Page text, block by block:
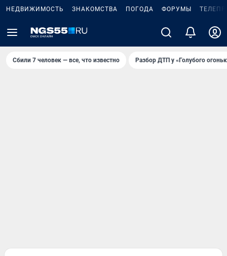
НЕДВИЖИМОСТЬ ЗНАКОМСТВА ПОГОДА ФОРУМЫ
Сбили 7 человек — все, что известно Разбор ДТП у «Голубого